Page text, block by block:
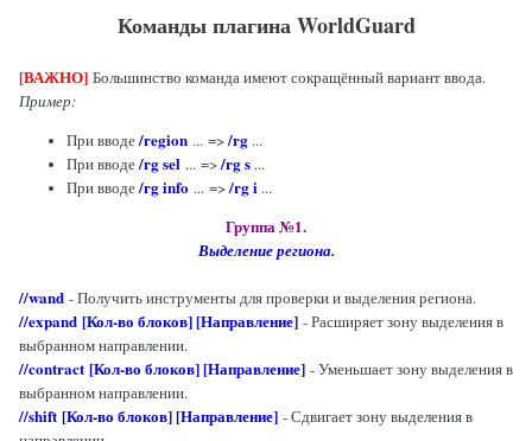
Команды плагина WorldGuard
[ВАЖНО] Большинство команда имеют сокращённый вариант ввода.
Пример:
При вводе/region ... =>/rg ...
При вводе/rg sel ... =>/rg s ...
При вводе/rg info ... =>/rg i ...
Группа №1.
Выделение региона.
//wand - Получить инструменты для проверки и выделения региона.
//expand [Кол-во блоков] [Направление] - Расширяет зону выделения в
выбранном направлении.
//contract [Кол-во блоков] [Направление] - Уменьшает зону выделения в
выбранном направлении.
//shift [Кол-во блоков] [Направление] - Сдвигает зону выделения в